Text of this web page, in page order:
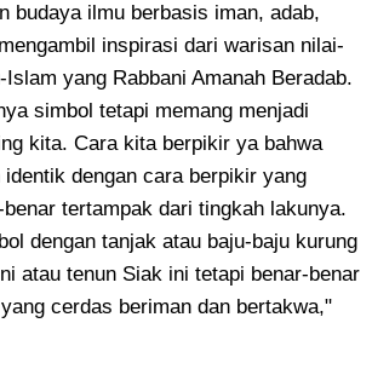
budaya ilmu berbasis iman, adab,
inspirasi dari warisan nilai-
yang Rabbani Amanah Beradab.
simbol tetapi memang menjadi
kita. Cara kita berpikir ya bahwa
identik dengan cara berpikir yang
benar tertampak dari tingkah lakunya.
dengan tanjak atau baju-baju kurung
atau tenun Siak ini tetapi benar-benar
cerdas beriman dan bertakwa,"